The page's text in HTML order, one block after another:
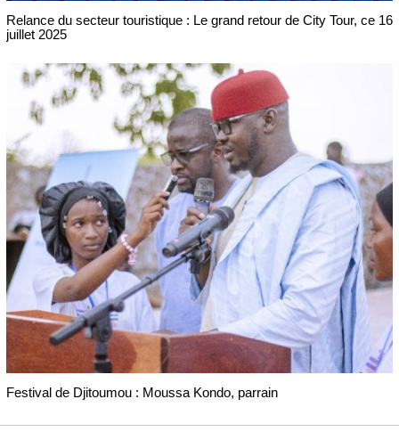
Relance du secteur touristique : Le grand retour de City Tour, ce 16
juillet 2025
Festival de Djitoumou : Moussa Kondo, parrain